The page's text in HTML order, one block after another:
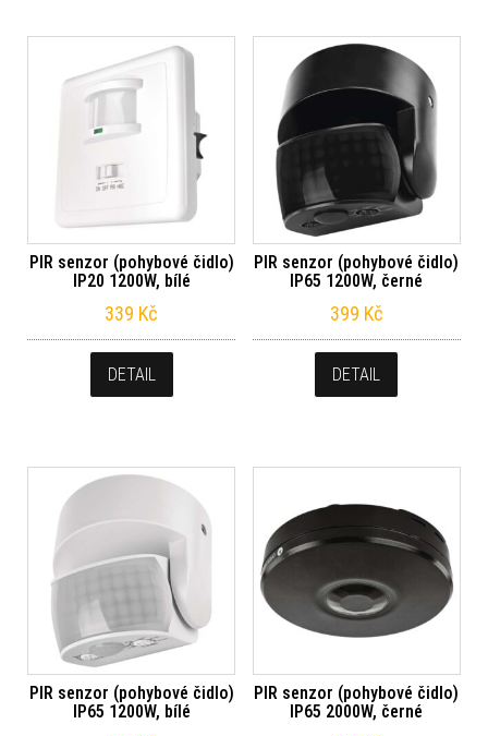
PIR senzor (pohybové čidlo)
IP20 1200W, bílé
339 Kč
DETAIL
PIR senzor (pohybové čidlo)
IP65 1200W, černé
399 Kč
DETAIL
PIR senzor (pohybové čidlo)
IP65 1200W, bílé
PIR senzor (pohybové čidlo)
IP65 2000W, černé